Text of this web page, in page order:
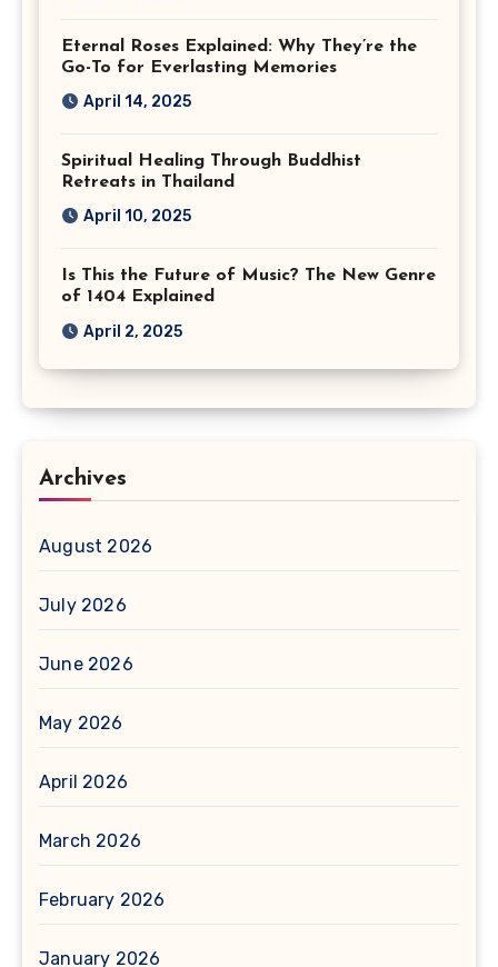
Eternal Roses Explained: Why They’re the
Go-To for Everlasting Memories
April 14, 2025
Spiritual Healing Through Buddhist
Retreats in Thailand
April 10, 2025
Is This the Future of Music? The New Genre
of 1404 Explained
April 2, 2025
Archives
August 2026
July 2026
June 2026
May 2026
April 2026
March 2026
February 2026
January 2026